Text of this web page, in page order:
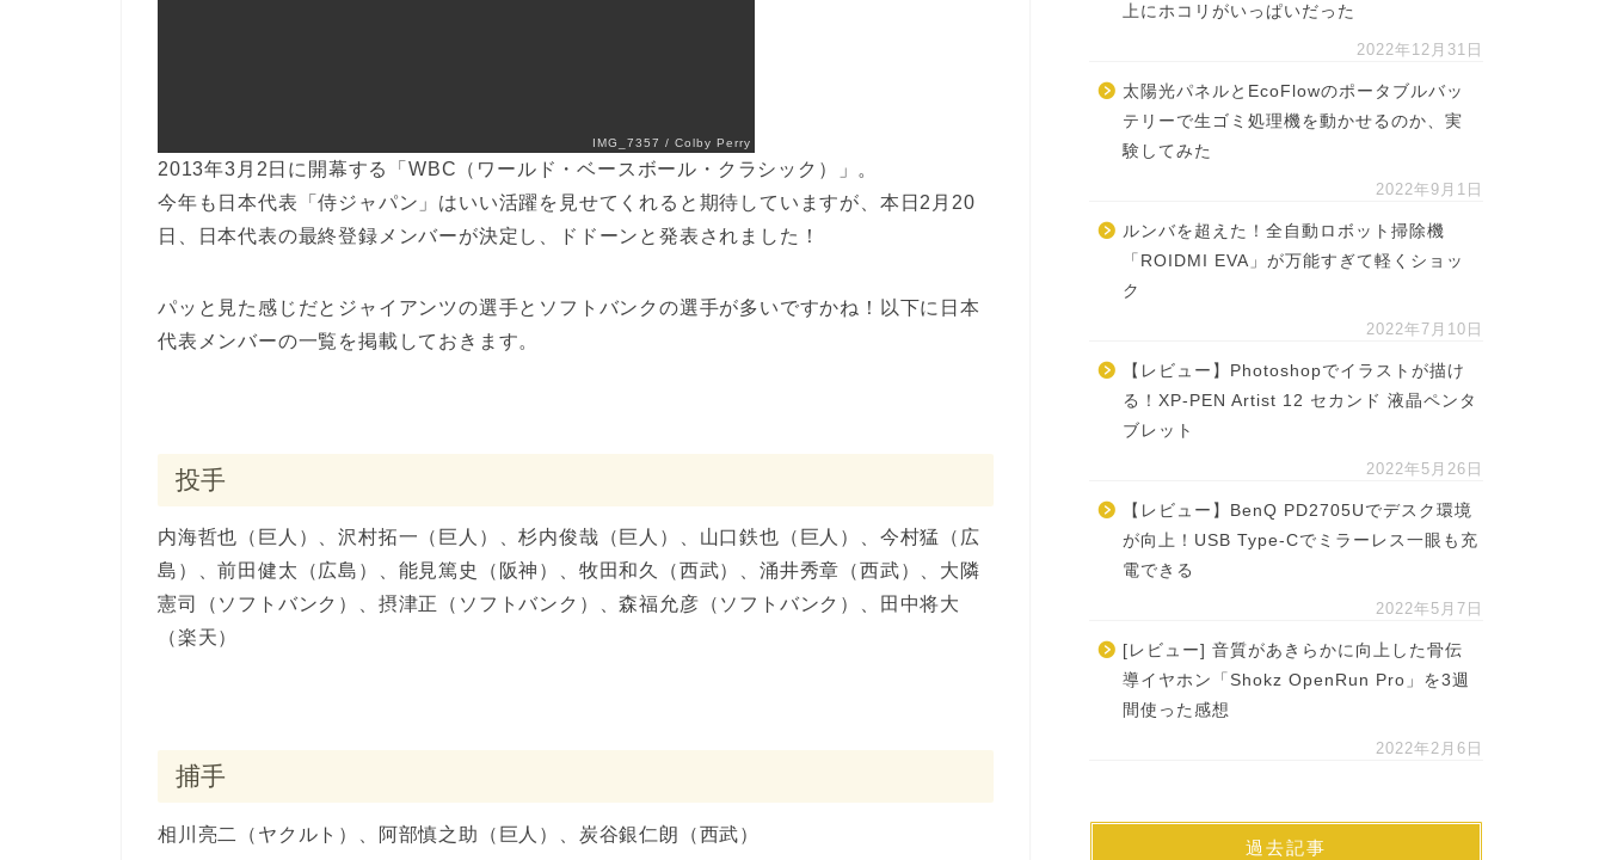
IMG_7357 / Colby Perry
2013年3月2日に開幕する「WBC（ワールド・ベースボール・クラシック）」。
今年も日本代表「侍ジャパン」はいい活躍を見せてくれると期待していますが、本日2月20
日、日本代表の最終登録メンバーが決定し、ドドーンと発表されました！
パッと見た感じだとジャイアンツの選手とソフトバンクの選手が多いですかね！以下に日本
代表メンバーの一覧を掲載しておきます。
投手
内海哲也（巨人）、沢村拓一（巨人）、杉内俊哉（巨人）、山口鉄也（巨人）、今村猛（広
島）、前田健太（広島）、能見篤史（阪神）、牧田和久（西武）、涌井秀章（西武）、大隣
憲司（ソフトバンク）、摂津正（ソフトバンク）、森福允彦（ソフトバンク）、田中将大
（楽天）
捕手
相川亮二（ヤクルト）、阿部慎之助（巨人）、炭谷銀仁朗（西武）
上にホコリがいっぱいだった
2022年12月31日
太陽光パネルとEcoFlowのポータブルバッ
テリーで生ゴミ処理機を動かせるのか、実
験してみた
2022年9月1日
ルンバを超えた！全自動ロボット掃除機
「ROIDMI EVA」が万能すぎて軽くショッ
ク
2022年7月10日
【レビュー】Photoshopでイラストが描け
る！XP-PEN Artist 12 セカンド 液晶ペンタ
ブレット
2022年5月26日
【レビュー】BenQ PD2705Uでデスク環境
が向上！USB Type-Cでミラーレス一眼も充
電できる
2022年5月7日
[レビュー] 音質があきらかに向上した骨伝
導イヤホン「Shokz OpenRun Pro」を3週
間使った感想
2022年2月6日
過去記事